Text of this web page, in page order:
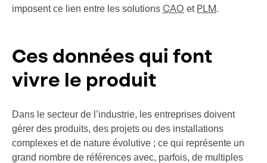
imposent ce lien entre les solutions CAO et PLM.
Ces données qui font
vivre le produit
Dans le secteur de l’industrie, les entreprises doivent
gérer des produits, des projets ou des installations
complexes et de nature évolutive ; ce qui représente un
grand nombre de références avec, parfois, de multiples